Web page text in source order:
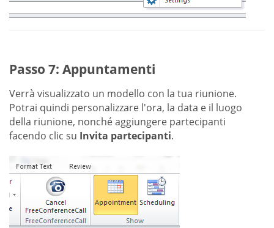
Passo 7: Appuntamenti
Verrà visualizzato un modello con la tua riunione.
Potrai quindi personalizzare l'ora, la data e il luogo
della riunione, nonché aggiungere partecipanti
facendo clic su Invita partecipanti.